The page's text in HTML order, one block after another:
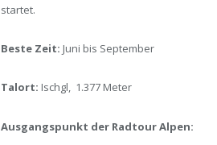
startet.
Beste Zeit: Juni bis September
Talort: Ischgl, 1.377 Meter
Ausgangspunkt der Radtour Alpen: